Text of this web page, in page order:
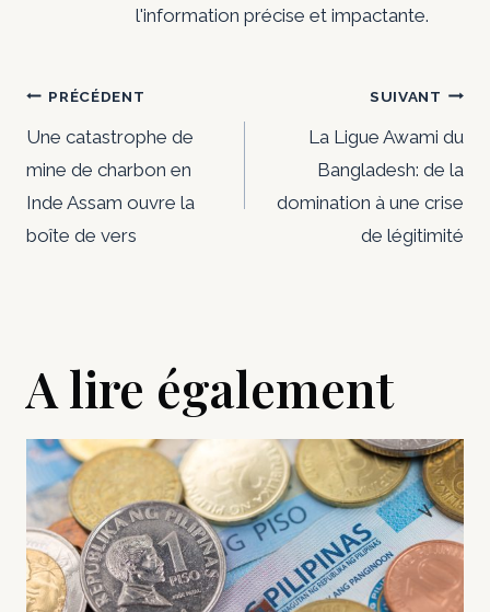
l'information précise et impactante.
Navigation
de
l’article
PRÉCÉDENT
Une catastrophe de
mine de charbon en
Inde Assam ouvre la
boîte de vers
SUIVANT
La Ligue Awami du
Bangladesh: de la
domination à une crise
de légitimité
A lire également